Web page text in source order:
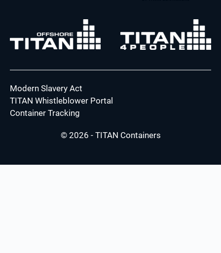
Modern Slavery Act
TITAN Whistleblower Portal
Container Tracking
© 2026 - TITAN Containers